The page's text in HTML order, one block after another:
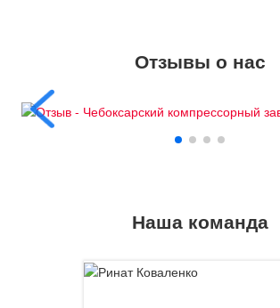
Отзывы о нас
Наша команда